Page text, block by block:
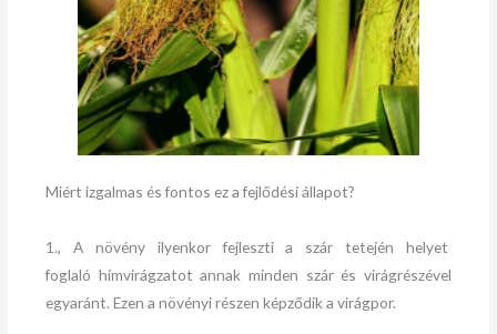
Miért izgalmas és fontos ez a fejlődési állapot?
1., A növény ilyenkor fejleszti a szár tetején helyet
foglaló hímvirágzatot annak minden szár és virágrészével
egyaránt. Ezen a növényi részen képződik a virágpor.